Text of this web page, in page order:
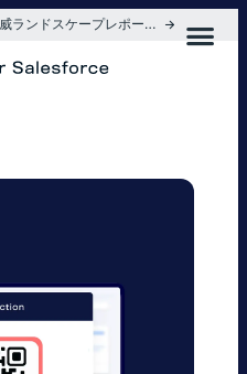
📈『2026年度版 Salesforce 脅威ランドスケープレポート』を入手